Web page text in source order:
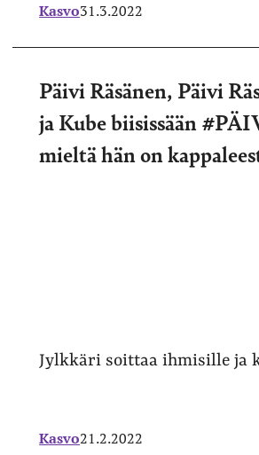
Kasvo31.3.2022
Päivi Räsänen, Päivi
ja Kube biisissään
mieltä hän on
Jylkkäri soittaa ihmisille ja
Kasvo21.2.2022